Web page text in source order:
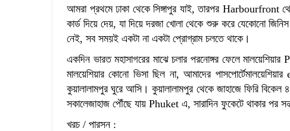
আমরা প্রথমে ঢাকা থেকে সিঙ্গাপুর যাই, তারপর Harbourfront
কার্ড দিয়ে দেয়, যা দিয়ে দরজা খোলা থেকে শুরু করে যেকোনো
নেই, সব সময়ই একটা না একটা প্রোগ্রাম চলতে থাকে।
একদিন ভারত মহাসাগরের মাঝে চলার পরনোঙ্গর ফেলে
মালয়েশিয়ার কোনো ভিসা ছিল না, আমাদের
কুয়ালালামপুর ঘুরে আসি। কুয়ালালামপুর থেকে জাহাজে ফিরি
সকালেজাহাজ পৌঁছে যায় Phuket এ, সারাদিন ফুকেটে থাকার পর
খরচ / পারসন :